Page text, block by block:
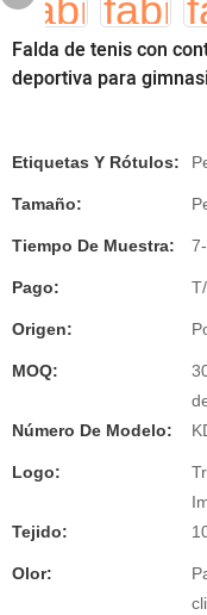
Falda de tenis con
deportiva para
Etiquetas Y Rótulos:
Tamaño:
Tiempo De Muestra:
Pago:
Origen:
MOQ:
Número De Modelo:
Logo:
Tejido:
Olor: